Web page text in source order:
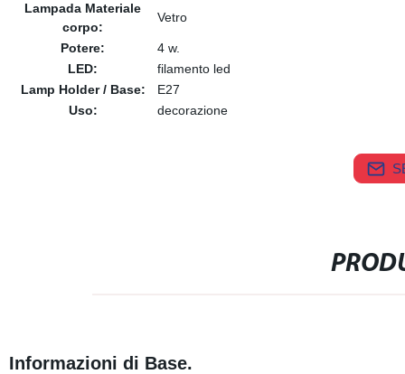
Lampada Materiale
corpo:
Vetro
Potere:
4 w.
LED:
filamento led
Lamp Holder / Base:
E27
Uso:
decorazione
Informazioni di Base.